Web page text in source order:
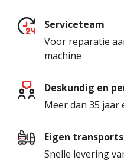
Serviceteam
Voor reparatie
machine
Deskundig en
Meer dan 35 jaar
Eigen
Snelle levering